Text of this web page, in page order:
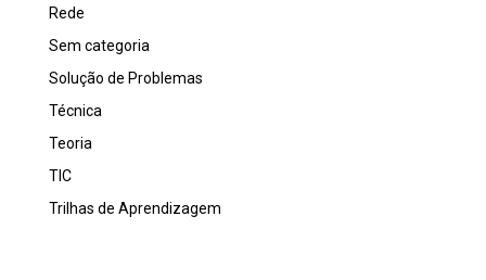
Rede
Sem categoria
Solução de Problemas
Técnica
Teoria
TIC
Trilhas de Aprendizagem